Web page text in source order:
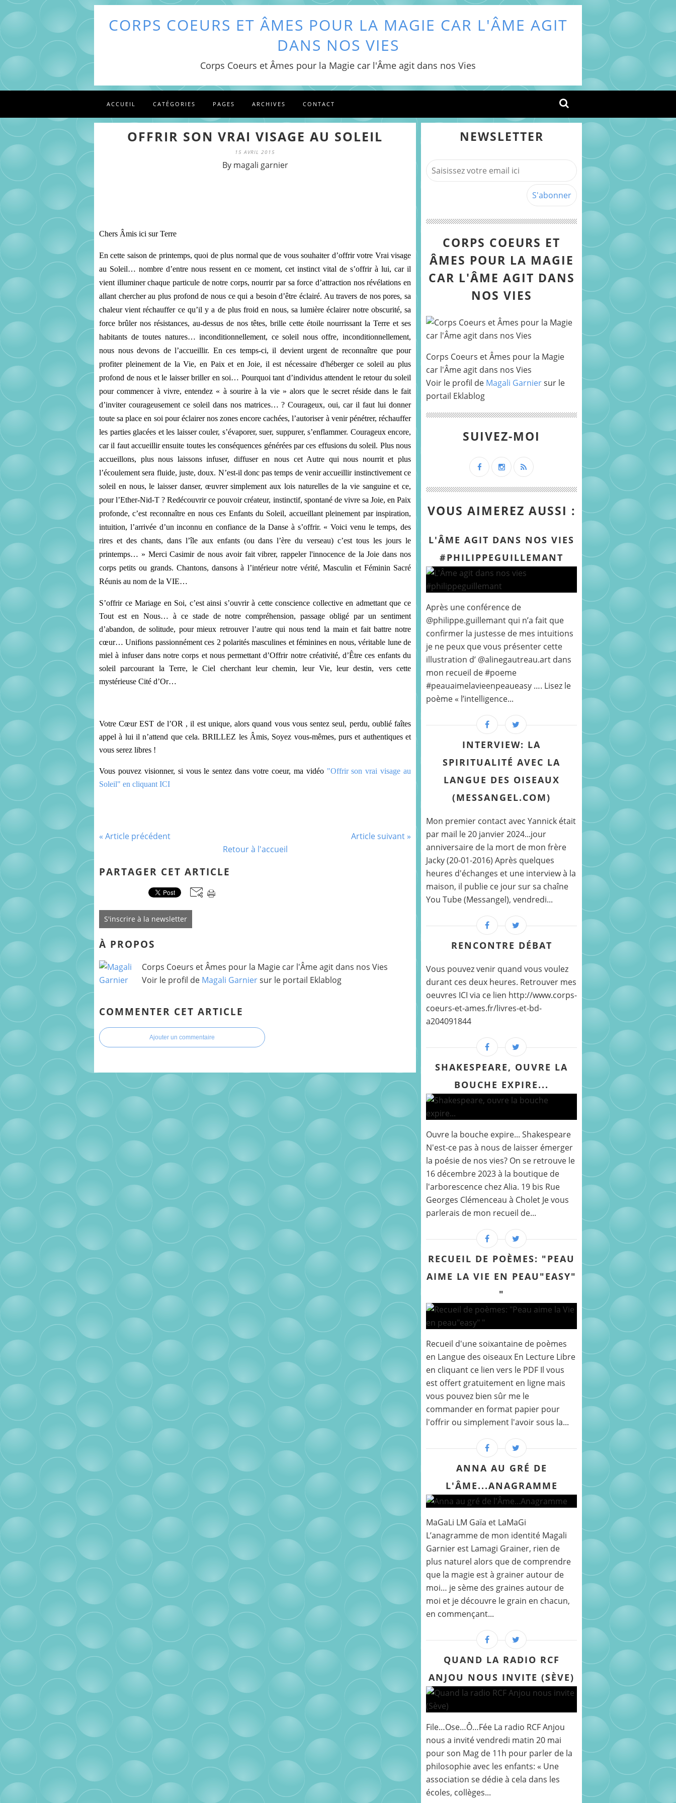
CORPS COEURS ET ÂMES POUR LA MAGIE CAR L'ÂME AGIT
DANS NOS VIES
Corps Coeurs et Âmes pour la Magie car l'Âme agit dans nos Vies
ACCUEIL CATÉGORIES PAGES ARCHIVES CONTACT
OFFRIR SON VRAI VISAGE AU SOLEIL
15 AVRIL 2015
By magali garnier
Chers Âmis ici sur Terre
En cette saison de printemps, quoi de plus normal que de vous souhaiter d’offrir votre Vrai visage
au Soleil… nombre d’entre nous ressent en ce moment, cet instinct vital de s’offrir à lui, car il
vient illuminer chaque particule de notre corps, nourrir par sa force d’attraction nos révélations en
allant chercher au plus profond de nous ce qui a besoin d’être éclairé. Au travers de nos pores, sa
chaleur vient réchauffer ce qu’il y a de plus froid en nous, sa lumière éclairer notre obscurité, sa
force brûler nos résistances, au-dessus de nos têtes, brille cette étoile nourrissant la Terre et ses
habitants de toutes natures… inconditionnellement, ce soleil nous offre, inconditionnellement,
nous nous devons de l’accueillir. En ces temps-ci, il devient urgent de reconnaître que pour
profiter pleinement de la Vie, en Paix et en Joie, il est nécessaire d'héberger ce soleil au plus
profond de nous et le laisser briller en soi… Pourquoi tant d’individus attendent le retour du soleil
pour commencer à vivre, entendez « à sourire à la vie » alors que le secret réside dans le fait
d’inviter courageusement ce soleil dans nos matrices… ? Courageux, oui, car il faut lui donner
toute sa place en soi pour éclairer nos zones encore cachées, l’autoriser à venir pénétrer, réchauffer
les parties glacées et les laisser couler, s’évaporer, suer, suppurer, s’enflammer. Courageux encore,
car il faut accueillir ensuite toutes les conséquences générées par ces effusions du soleil. Plus nous
accueillons, plus nous laissons infuser, diffuser en nous cet Autre qui nous nourrit et plus
l’écoulement sera fluide, juste, doux. N’est-il donc pas temps de venir accueillir instinctivement ce
soleil en nous, le laisser danser, œuvrer simplement aux lois naturelles de la vie sanguine et ce,
pour l’Ether-Nid-T ? Redécouvrir ce pouvoir créateur, instinctif, spontané de vivre sa Joie, en Paix
profonde, c’est reconnaître en nous ces Enfants du Soleil, accueillant pleinement par inspiration,
intuition, l’arrivée d’un inconnu en confiance de la Danse à s’offrir. « Voici venu le temps, des
rires et des chants, dans l’île aux enfants (ou dans l’ère du verseau) c’est tous les jours le
printemps… » Merci Casimir de nous avoir fait vibrer, rappeler l'innocence de la Joie dans nos
corps petits ou grands. Chantons, dansons à l’intérieur notre vérité, Masculin et Féminin Sacré
Réunis au nom de la VIE…
S’offrir ce Mariage en Soi, c’est ainsi s’ouvrir à cette conscience collective en admettant que ce
Tout est en Nous… à ce stade de notre compréhension, passage obligé par un sentiment
d’abandon, de solitude, pour mieux retrouver l’autre qui nous tend la main et fait battre notre
cœur… Unifions passionnément ces 2 polarités masculines et féminines en nous, véritable lune de
miel à infuser dans notre corps et nous permettant d’Offrir notre créativité, d’Être ces enfants du
soleil parcourant la Terre, le Ciel cherchant leur chemin, leur Vie, leur destin, vers cette
mystérieuse Cité d’Or…
Votre Cœur EST de l’OR , il est unique, alors quand vous vous sentez seul, perdu, oublié faîtes
appel à lui il n’attend que cela. BRILLEZ les Âmis, Soyez vous-mêmes, purs et authentiques et
vous serez libres !
Vous pouvez visionner, si vous le sentez dans votre coeur, ma vidéo "Offrir son vrai visage au
Soleil" en cliquant ICI
« Article précédent
Article suivant »
Retour à l'accueil
PARTAGER CET ARTICLE
S'inscrire à la newsletter
À PROPOS
Corps Coeurs et Âmes pour la Magie car l'Âme agit dans nos Vies
Voir le profil de Magali Garniersur le portail Eklablog
COMMENTER CET ARTICLE
Ajouter un commentaire
NEWSLETTER
CORPS COEURS ET
ÂMES POUR LA MAGIE
CAR L'ÂME AGIT DANS
NOS VIES
Corps Coeurs et Âmes pour la Magie
car l'Âme agit dans nos Vies
Voir le profil de Magali Garniersur le
portail Eklablog
SUIVEZ-MOI
VOUS AIMEREZ AUSSI :
L'ÂME AGIT DANS NOS VIES
#PHILIPPEGUILLEMANT
Après une conférence de
@philippe.guillemant qui n’a fait que
confirmer la justesse de mes intuitions
je ne peux que vous présenter cette
illustration d’ @alinegautreau.art dans
mon recueil de #poeme
#peauaimelavieenpeaueasy …. Lisez le
poème « l’intelligence...
INTERVIEW: LA
SPIRITUALITÉ AVEC LA
LANGUE DES OISEAUX
(MESSANGEL.COM)
Mon premier contact avec Yannick était
par mail le 20 janvier 2024...jour
anniversaire de la mort de mon frère
Jacky (20-01-2016) Après quelques
heures d'échanges et une interview à la
maison, il publie ce jour sur sa chaîne
You Tube (Messangel), vendredi...
RENCONTRE DÉBAT
Vous pouvez venir quand vous voulez
durant ces deux heures. Retrouver mes
oeuvres ICI via ce lien http://www.corps-
coeurs-et-ames.fr/livres-et-bd-
a204091844
SHAKESPEARE, OUVRE LA
BOUCHE EXPIRE...
Ouvre la bouche expire... Shakespeare
N'est-ce pas à nous de laisser émerger
la poésie de nos vies? On se retrouve le
16 décembre 2023 à la boutique de
l'arborescence chez Alia. 19 bis Rue
Georges Clémenceau à Cholet Je vous
parlerais de mon recueil de...
RECUEIL DE POÈMES: "PEAU
AIME LA VIE EN PEAU"EASY"
"
Recueil d'une soixantaine de poèmes
en Langue des oiseaux En Lecture Libre
en cliquant ce lien vers le PDF Il vous
est offert gratuitement en ligne mais
vous pouvez bien sûr me le
commander en format papier pour
l'offrir ou simplement l'avoir sous la...
ANNA AU GRÉ DE
L'ÂME...ANAGRAMME
MaGaLi LM Gaïa et LaMaGi
L’anagramme de mon identité Magali
Garnier est Lamagi Grainer, rien de
plus naturel alors que de comprendre
que la magie est à grainer autour de
moi… je sème des graines autour de
moi et je découvre le grain en chacun,
en commençant...
QUAND LA RADIO RCF
ANJOU NOUS INVITE (SÈVE)
File…Ose…Ô…Fée La radio RCF Anjou
nous a invité vendredi matin 20 mai
pour son Mag de 11h pour parler de la
philosophie avec les enfants: « Une
association se dédie à cela dans les
écoles, collèges...